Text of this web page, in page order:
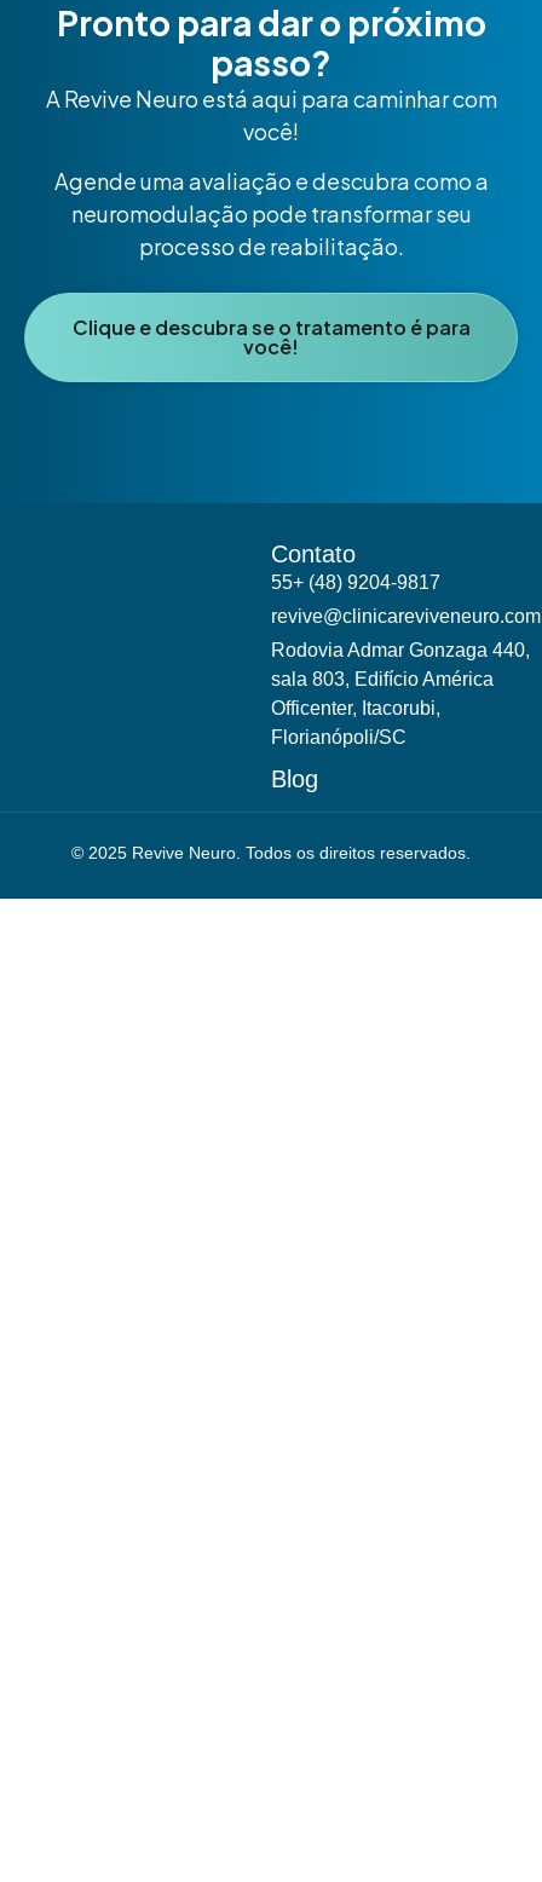
Pronto para dar o próximo
passo?
A Revive Neuro está aqui para caminhar com
você!
Agende uma avaliação e descubra como a
neuromodulação pode transformar seu
processo de reabilitação.
Clique e descubra se o tratamento é para
você!
Contato
55+ (48) 9204-9817
revive@clinicareviveneuro.com
Rodovia Admar Gonzaga 440,
sala 803, Edifício América
Officenter, Itacorubi,
Florianópoli/SC
Blog
© 2025 Revive Neuro. Todos os direitos reservados.